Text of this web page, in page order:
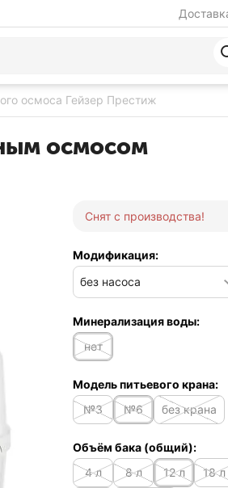
осмоса Гейзер Престиж
осмосом
Снят с производства!
Модификация:
Минерализация воды:
нет
Модель питьевого крана:
№3
№6 без крана
Объём бака (общий):
4 л
8 л 12 л 18 л